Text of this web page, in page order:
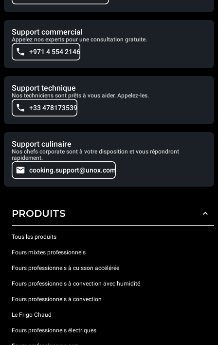
Support commercial
Appelez nos experts pour une consultation gratuite.
+971 4 554 2146
Support technique
Nos techniciens sont prêts à vous aider. Appelez-les.
+33 478173539
Support culinaire
Nos chefs corporate sont à votre disposition et vous répondront
rapidement.
cooking.support@unox.com
PRODUITS
Tous les produits
Fours mixtes professionnels
Fours professionnels à cuisson accélérée
Fours professionnels à convection avec humidité
Fours professionnels à convection
Le Frigo Chaud
Fours professionnels électriques